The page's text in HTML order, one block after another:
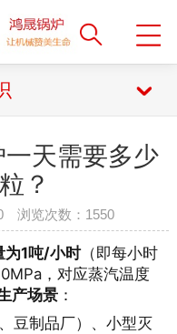
天需要多少
？
浏览次数： 1550
为1吨/小时（即每小时
，对应蒸汽温度
产场景 ：
豆制品厂）、小型灭